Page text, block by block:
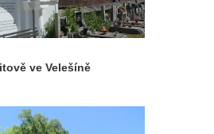
ve Velešíně